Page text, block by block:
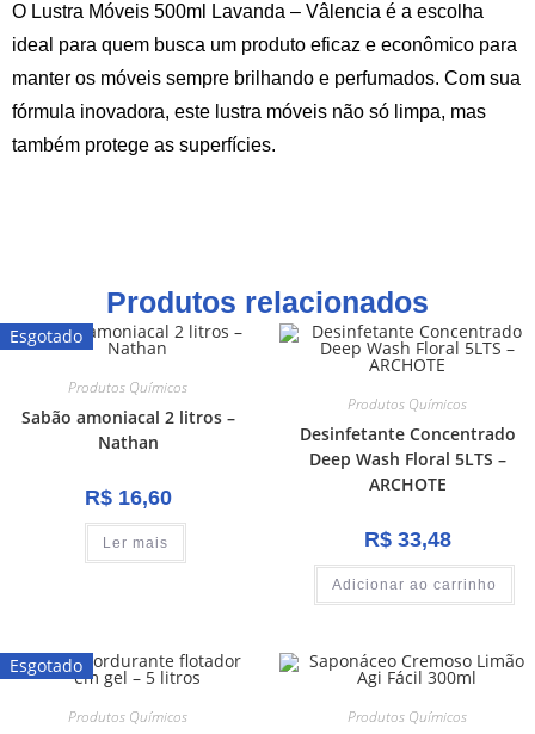
O Lustra Móveis 500ml Lavanda – Vâlencia é a escolha
ideal para quem busca um produto eficaz e econômico para
manter os móveis sempre brilhando e perfumados. Com sua
fórmula inovadora, este lustra móveis não só limpa, mas
também protege as superfícies.
Produtos relacionados
Esgotado
Produtos Químicos
Sabão amoniacal 2 litros –
Nathan
R$16,60
Ler mais
Produtos Químicos
Desinfetante Concentrado
Deep Wash Floral 5LTS –
ARCHOTE
R$33,48
Adicionar ao carrinho
Esgotado
Produtos Químicos Produtos Químicos